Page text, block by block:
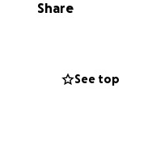
in her garage,
washer and
Share
See top